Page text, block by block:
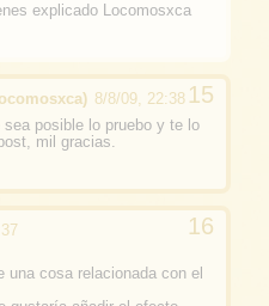
explicado Locomosxca
8/8/09, 22:38
posible lo pruebo y te lo
mil gracias.
una cosa relacionada con el